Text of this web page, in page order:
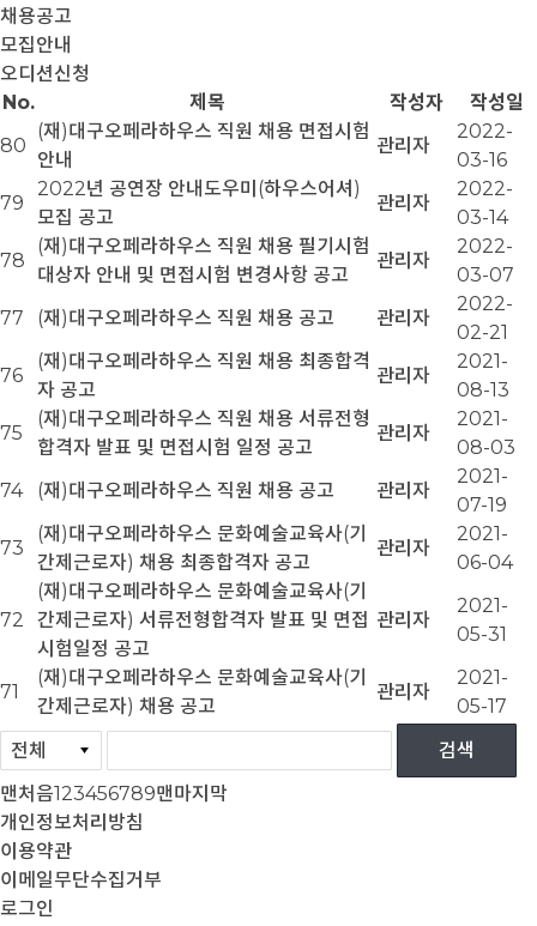
채용공고
모집안내
오디션신청
No.
제목 작성자
작성일
80
(재)대구오페라하우스 직원 채용 면접시험
안내
관리자
2022-
03-16
79
2022년 공연장 안내도우미(하우스어셔)
모집 공고
관리자
2022-
03-14
78
(재)대구오페라하우스 직원 채용 필기시험
대상자 안내 및 면접시험 변경사항 공고
관리자
2022-
03-07
77
(재)대구오페라하우스 직원 채용 공고 관리자
2022-
02-21
76
(재)대구오페라하우스 직원 채용 최종합격
자 공고
관리자
2021-
08-13
75
(재)대구오페라하우스 직원 채용 서류전형
합격자 발표 및 면접시험 일정 공고
관리자
2021-
08-03
74
(재)대구오페라하우스 직원 채용 공고 관리자
2021-
07-19
73
(재)대구오페라하우스 문화예술교육사(기
간제근로자) 채용 최종합격자 공고
관리자
2021-
06-04
72
(재)대구오페라하우스 문화예술교육사(기
간제근로자) 서류전형합격자 발표 및 면접
시험일정 공고
관리자
2021-
05-31
71
(재)대구오페라하우스 문화예술교육사(기
간제근로자) 채용 공고
관리자
2021-
05-17
맨처음123456789맨마지막
개인정보처리방침
이용약관
이메일무단수집거부
로그인